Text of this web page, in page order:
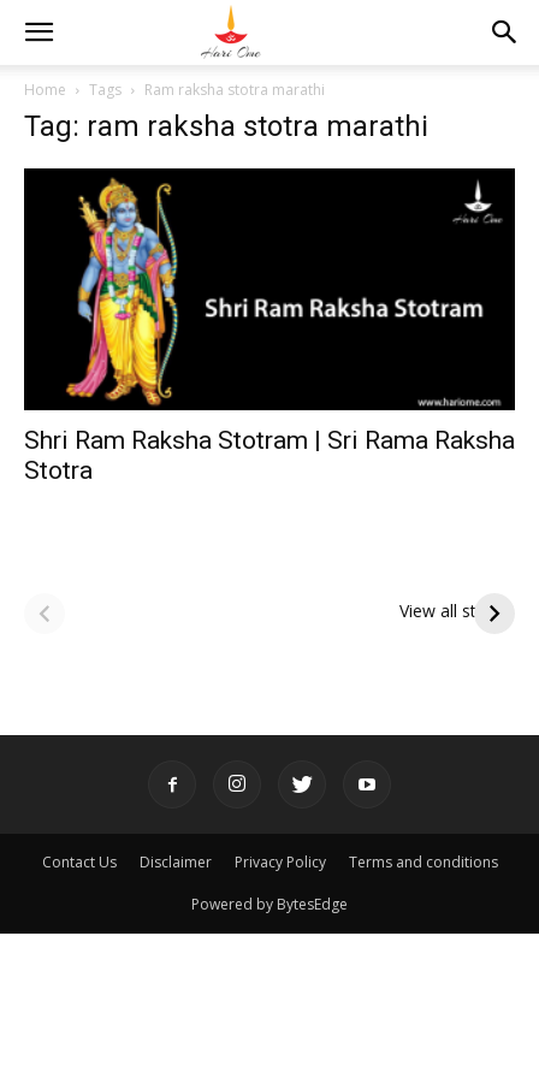
Home Tags Ram raksha stotra marathi
Tag: ram raksha stotra marathi
Shri Ram Raksha Stotram | Sri Rama Raksha
Stotra
View all stories
పితృదేవతల ఆశీర్వాదం
ఇంద్రకీలాద్రి గిరి ప్రదక్షిణ
Contact Us Disclaimer Privacy Policy Terms and conditions
Powered by BytesEdge